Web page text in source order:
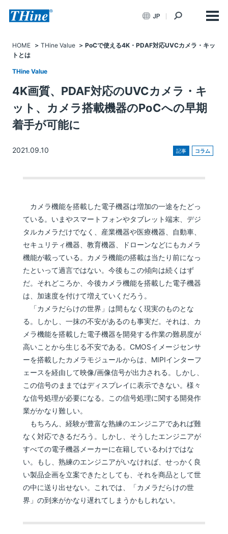
JP
HOME THine Value
PoCで使える4K・PDAF対応UVCカメラ・キッ
トとは
THine Value
4K画質、PDAF対応のUVCカメラ・キ
ット、カメラ搭載機器のPoCへの早期
着手が可能に
2021.09.10 記事 コラム
カメラ機能を搭載した電子機器は増加の一途をたどっ
ている。いまやスマートフォンやタブレット端末、デジ
タルカメラだけでなく、産業機器や医療機器、自動車、
セキュリティ機器、教育機器、ドローンなどにもカメラ
機能が載っている。カメラ機能の搭載は当たり前になっ
たといって過言ではない。今後もこの傾向は続くはず
だ。それどころか、今後カメラ機能を搭載した電子機器
は、加速度を付けて増えていくだろう。
「カメラだらけの世界」は間もなく現実のものとな
る。しかし、一抹の不安があるのも事実だ。それは、カ
メラ機能を搭載した電子機器を開発する作業の難易度が
高いことから生じる不安である。CMOSイメージセンサ
ーを搭載したカメラモジュールからは、MIPIインターフ
ェースを経由して映像/画像信号が出力される。しかし、
この信号のままではディスプレイに表示できない。様々
な信号処理が必要になる。この信号処理に関する開発作
業がかなり難しい。
もちろん、経験が豊富な熟練のエンジニアであれば難
なく対応できるだろう。しかし、そうしたエンジニアが
すべての電子機器メーカーに在籍しているわけではな
い。もし、熟練のエンジニアがいなければ、せっかく良
い製品企画を立案できたとしても、それを商品として世
の中に送り出せない。これでは、「カメラだらけの世
界」の到来がかなり遅れてしまうかもしれない。